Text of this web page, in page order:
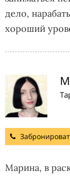
дело,
хороший
Марина, в